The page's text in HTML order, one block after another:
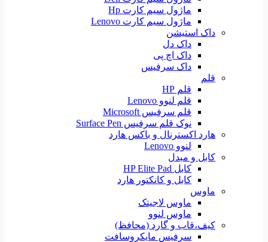
ماژول سیم کارت Hp
ماژول سیم کارت Lenovo
داک استیشن
داک دل
داک اچ پی
داک سرفیس
قلم
قلم HP
قلم لنوو Lenovo
قلم سرفیس Microsoft
نوک قلم سرفیس Surface Pen
هارد اکسترنال و باکس هارد
لنوو Lenovo
کابل و مبدل
کابل HP Elite Pad
کابل و کانکتور هارد
ماوس
ماوس لاجیتک
ماوس لنوو
کیف،قاب و گارد (محافظ)
سرفیس مایکروسافت